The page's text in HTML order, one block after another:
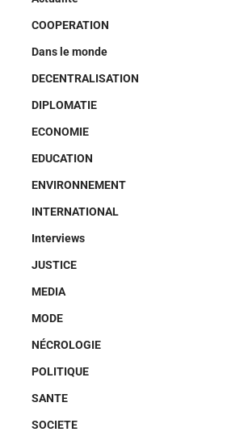
COOPERATION
Dans le monde
DECENTRALISATION
DIPLOMATIE
ECONOMIE
EDUCATION
ENVIRONNEMENT
INTERNATIONAL
Interviews
JUSTICE
MEDIA
MODE
NÉCROLOGIE
POLITIQUE
SANTE
SOCIETE